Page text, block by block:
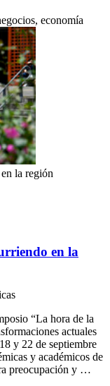
economía
la región
en la
“La hora de la
actuales
y 22 de septiembre
y académicos de
preocupación y …